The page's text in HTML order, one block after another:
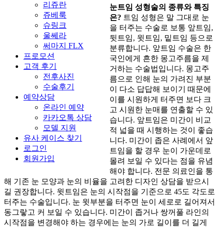
리쥬란
쥬베룩
슈링크
울쎄라
써마지 FLX
프로모션
고객 후기
전후사진
수술후기
예약상담
온라인 예약
카카오톡 상담
모델 지원
유사 케이스 찾기
로그인
회원가입
눈트임 성형술의 종류와 특징
은? 트임 성형은 말 그대로 눈
을 터주는 수술로 보통 앞트임,
뒷트임, 윗트임, 밑트임 등으로
분류합니다. 앞트임 수술은 한
국인에게 흔한 몽고주름을 제
거하는 수술법입니다. 몽고주
름으로 인해 눈의 가려진 부분
이 다소 답답해 보이기 때문에
이를 시원하게 터주면 보다 크
고 시원한 눈매를 연출할 수 있
습니다. 앞트임은 미간이 비교
적 넓을 때 시행하는 것이 좋습
니다. 미간이 좁은 사례에서 앞
트임을 할 경우 눈이 가운데로
몰려 보일 수 있다는 점을 유념
해야 합니다. 전문 의료인을 통
해 기존 눈 모양과 눈의 비율을 고려한 디자인 상담을 받으시
길 권장합니다. 윗트임은 눈의 시작점을 기준으로 45도 각도로
터주는 수술입니다. 눈 윗부분을 터주면 눈이 세로로 길어져서
동그랗고 커 보일 수 있습니다. 미간이 좁거나 쌍꺼풀 라인의
시작점을 변경해야 하는 경우에는 눈의 가로 길이를 더 길게